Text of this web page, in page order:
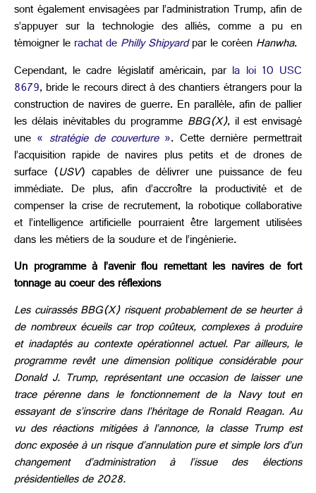
sont également envisagées par l’administration Trump, afin de
s’appuyer sur la technologie des alliés, comme a pu en
témoigner lerachat dePhilly Shipyardpar le coréenHanwha.
Cependant, le cadre législatif américain, par la loi 10 USC
8679, bride le recours direct à des chantiers étrangers pour la
construction de navires de guerre. En parallèle, afin de pallier
les délais inévitables du programme BBG(X), il est envisagé
une « stratégie de couverture». Cette dernière permettrait
l’acquisition rapide de navires plus petits et de drones de
surface (USV) capables de délivrer une puissance de feu
immédiate. De plus, afin d’accroître la productivité et de
compenser la crise de recrutement, la robotique collaborative
et l’intelligence artificielle pourraient être largement utilisées
dans les métiers de la soudure et de l’ingénierie.
Un programme à l’avenir flou remettant les navires de fort
tonnage au coeur des réflexions
Les cuirassés BBG(X) risquent probablement de se heurter à
de nombreux écueils car trop coûteux, complexes à produire
et inadaptés au contexte opérationnel actuel. Par ailleurs, le
programme revêt une dimension politique considérable pour
Donald J. Trump, représentant une occasion de laisser une
trace pérenne dans le fonctionnement de la Navy tout en
essayant de s’inscrire dans l’héritage de Ronald Reagan. Au
vu des réactions mitigées à l’annonce, la classe Trump est
donc exposée à un risque d’annulation pure et simple lors d’un
changement d’administration à l’issue des élections
présidentielles de 2028.